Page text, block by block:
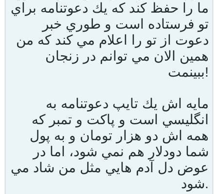
ما را حفظ كند كه يك دعوتنامه براي
تو فرستاده است و طوري خبر
دعوت از تو را اعلام مي كند كه من
همين الان مي توانم در زنجان
ببينمت!
مايه اش يك تايپ دعوتنامه به
انگليسي است و پاكت و تمبر كه
همه اش دو هزار تومان و به پول
شما دودلار هم نمي شود، اما در
عوض دل آدم هايي مثل من شاد مي
شود.